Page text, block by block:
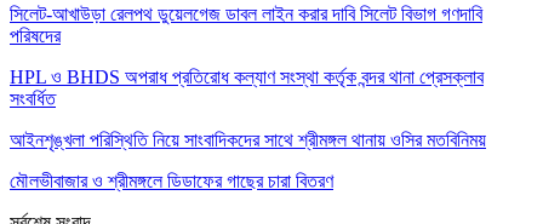
সিলেট-আখাউড়া রেলপথ ডুয়েলগেজ ডাবল লাইন করার দাবি সিলেট বিভাগ গণদাবি
পরিষদের
HPL ও BHDS অপরাধ প্রতিরোধ কল্যাণ সংস্থা কর্তৃক বন্দর থানা প্রেসক্লাব
সংবর্ধিত
আইনশৃঙ্খলা পরিস্থিতি নিয়ে সাংবাদিকদের সাথে শ্রীমঙ্গল থানায় ওসির মতবিনিময়
মৌলভীবাজার ও শ্রীমঙ্গলে ডিডাফের গাছের চারা বিতরণ